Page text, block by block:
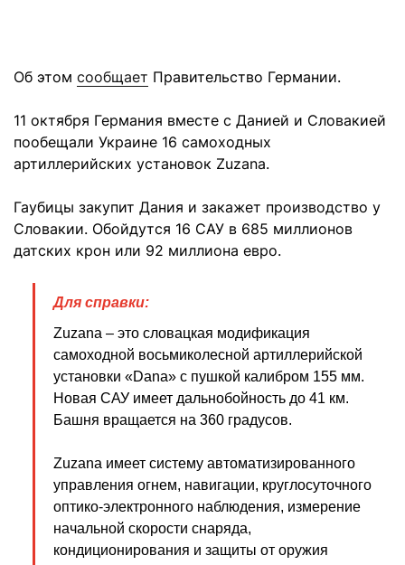
Об этом сообщает Правительство Германии.
11 октября Германия вместе с Данией и Словакией
пообещали Украине 16 самоходных
артиллерийских установок Zuzana.
Гаубицы закупит Дания и закажет производство у
Словакии. Обойдутся 16 САУ в 685 миллионов
датских крон или 92 миллиона евро.
Для справки:
Zuzana – это словацкая модификация
самоходной восьмиколесной артиллерийской
установки «Dana» с пушкой калибром 155 мм.
Новая САУ имеет дальнобойность до 41 км.
Башня вращается на 360 градусов.
Zuzana имеет систему автоматизированного
управления огнем, навигации, круглосуточного
оптико-электронного наблюдения, измерение
начальной скорости снаряда,
кондиционирования и защиты от оружия